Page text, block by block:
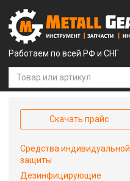
Работаем по всей РФ и СНГ
Скачать прайс
Средства индивидуальной
защиты
Дезинфицирующие